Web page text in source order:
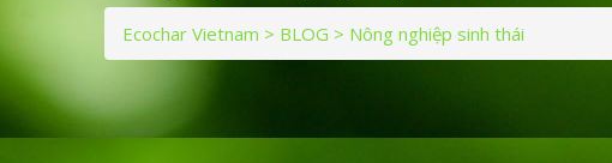
Ecochar Vietnam > BLOG > Nông nghiệp sinh thái